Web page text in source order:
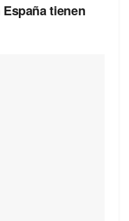
tienen